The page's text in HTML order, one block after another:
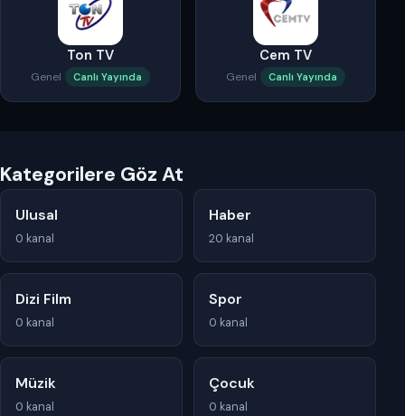
Ton TV
Genel Canlı Yayında
Cem TV
Genel Canlı Yayında
Kategorilere Göz At
Ulusal
0 kanal
Haber
20 kanal
Dizi Film
0 kanal
Spor
0 kanal
Müzik
0 kanal
Çocuk
0 kanal